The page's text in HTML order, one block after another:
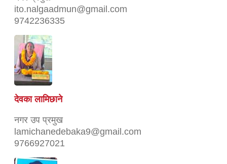
ito.nalgaadmun@gmail.com
9742236335
देवका लामिछाने
नगर उप प्रमुख
lamichanedebaka9@gmail.com
9766927021